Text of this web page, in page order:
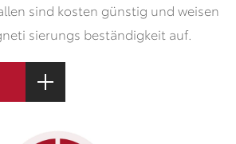
sind kosten günstig und weisen
sierungs beständigkeit auf.